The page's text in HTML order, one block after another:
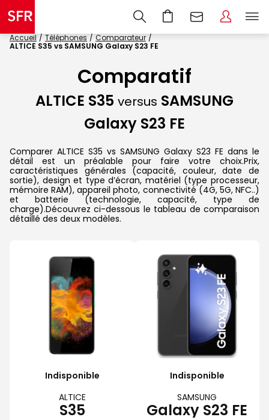
Accueil Téléphones
Comparateur
ALTICE S35 vs SAMSUNG Galaxy S23 FE
Comparatif
ALTICE S35 versus SAMSUNG
Galaxy S23 FE
Comparer ALTICE S35 vs SAMSUNG Galaxy S23 FE dans le
détail est un préalable pour faire votre choix.Prix,
caractéristiques générales (capacité, couleur, date de
sortie), design et type d’écran, matériel (type processeur,
mémoire RAM), appareil photo, connectivité (4G, 5G, NFC..)
et batterie (technologie, capacité, type de
charge).Découvrez ci-dessous le tableau de comparaison
détaillé des deux modèles.
Indisponible
ALTICE
S35
Indisponible
SAMSUNG
Galaxy S23 FE